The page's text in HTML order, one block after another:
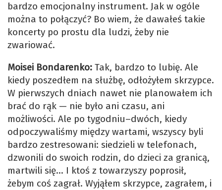
bardzo emocjonalny instrument. Jak w ogóle
można to połączyć? Bo wiem, że dawałeś takie
koncerty po prostu dla ludzi, żeby nie
zwariować.
Moisei Bondarenko: Tak, bardzo to lubię. Ale
kiedy poszedłem na służbę, odłożyłem skrzypce.
W pierwszych dniach nawet nie planowałem ich
brać do rąk — nie było ani czasu, ani
możliwości. Ale po tygodniu–dwóch, kiedy
odpoczywaliśmy między wartami, wszyscy byli
bardzo zestresowani: siedzieli w telefonach,
dzwonili do swoich rodzin, do dzieci za granicą,
martwili się… I ktoś z towarzyszy poprosił,
żebym coś zagrał. Wyjąłem skrzypce, zagrałem, i